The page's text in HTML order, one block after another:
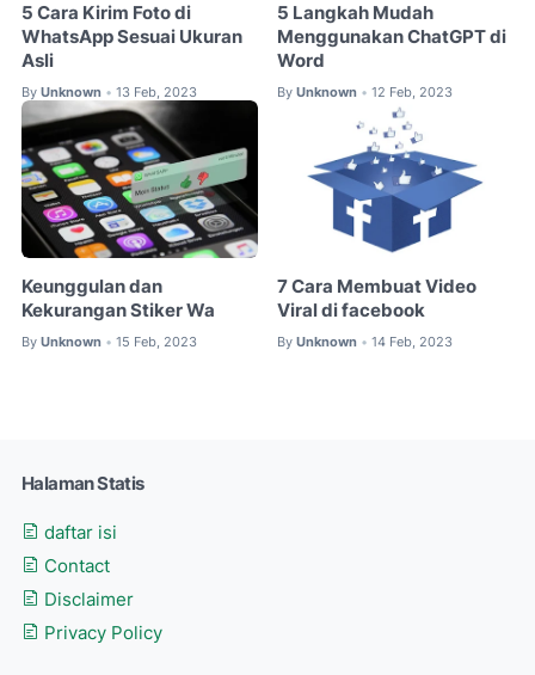
5 Cara Kirim Foto di
WhatsApp Sesuai Ukuran
Asli
By Unknown • 13 Feb, 2023
5 Langkah Mudah
Menggunakan ChatGPT di
Word
By Unknown • 12 Feb, 2023
Keunggulan dan
Kekurangan Stiker Wa
By Unknown • 15 Feb, 2023
7 Cara Membuat Video
Viral di facebook
By Unknown • 14 Feb, 2023
Halaman Statis
daftar isi
Contact
Disclaimer
Privacy Policy